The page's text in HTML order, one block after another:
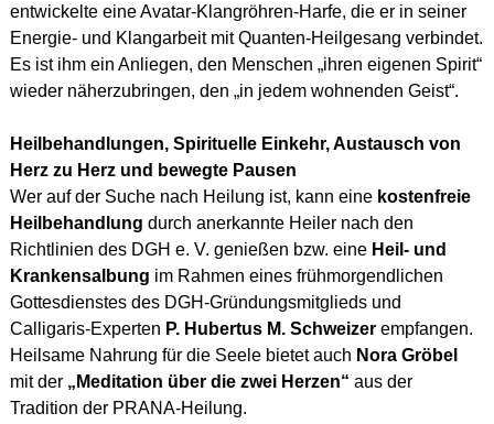
entwickelte eine Avatar-Klangröhren-Harfe, die er in seiner
Energie- und Klangarbeit mit Quanten-Heilgesang verbindet.
Es ist ihm ein Anliegen, den Menschen „ihren eigenen Spirit“
wieder näherzubringen, den „in jedem wohnenden Geist“.
Heilbehandlungen, Spirituelle Einkehr, Austausch von
Herz zu Herz und bewegte Pausen
Wer auf der Suche nach Heilung ist, kann eine kostenfreie
Heilbehandlung durch anerkannte Heiler nach den
Richtlinien des DGH e. V. genießen bzw. eine Heil- und
Krankensalbung im Rahmen eines frühmorgendlichen
Gottesdienstes des DGH-Gründungsmitglieds und
Calligaris-Experten P. Hubertus M. Schweizerempfangen.
Heilsame Nahrung für die Seele bietet auch Nora Gröbel
mit der „Meditation über die zwei Herzen“ aus der
Tradition der PRANA-Heilung.